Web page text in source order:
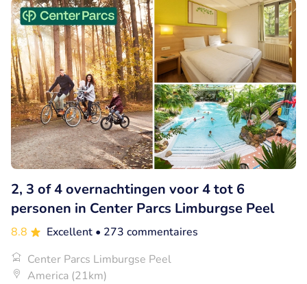
2, 3 of 4 overnachtingen voor 4 tot 6
personen in Center Parcs Limburgse Peel
8.8 Excellent • 273 commentaires
Center Parcs Limburgse Peel
America (21km)